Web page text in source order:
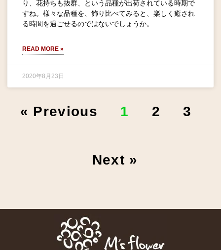
り、花持ちも抜群、という品種が出荷されている時期で
すね。様々な品種を、飾り比べてみると、楽しく癒され
る時間を過ごせるのではないでしょうか。
READ MORE »
2020年8月23日
« Previous 1 2 3
Next »